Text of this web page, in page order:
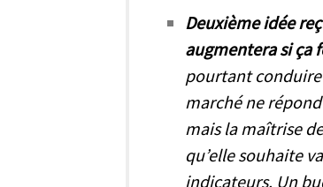
Deuxième idée
augmentera si ça
pourtant conduire
marché ne
mais la maîtrise
qu’elle souhaite
indicateurs. Un